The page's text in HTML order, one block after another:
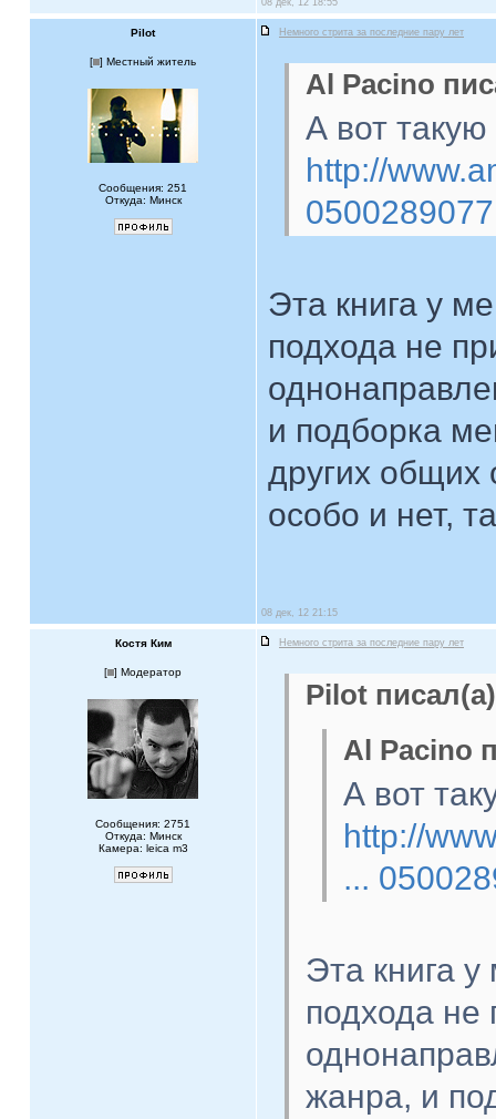
08 дек, 12 18:55
Pilot Немного стрита за последние пару лет
[ ] Местный житель
Сообщения: 251
Откуда: Минск
Al Pacino
А вот
http://
0500289077
Эта книга у
подхода не
и подборка
других общих
особо и нет,
08 дек, 12 21:15
Костя Ким Немного стрита за последние пару лет
[ ] Модератор
Сообщения: 2751
Откуда: Минск
Камера: leica m3
Pilot
Al Pacino
А вот
http://
...
Эта книга
подхода
жанра, и